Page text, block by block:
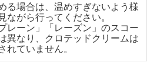
スコーンに明太クリームチ
ーズを塗り、ディル、ピン
クペッパー、レモンオイル
を数滴たらす。レモンを飾
る場合は、温めすぎないよう様
ながら行ってください。
レーン」「レーズン」のスコー
異なり、クロテッドクリームは
れていません。